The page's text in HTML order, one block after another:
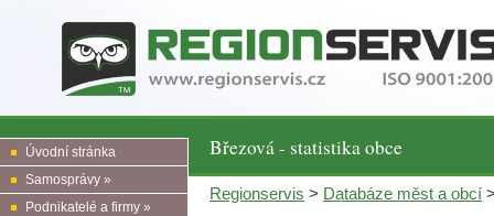
Březová - statistika obce
Úvodní stránka
Samosprávy »
Podnikatelé a firmy »
Regionservis > Databáze měst a obcí